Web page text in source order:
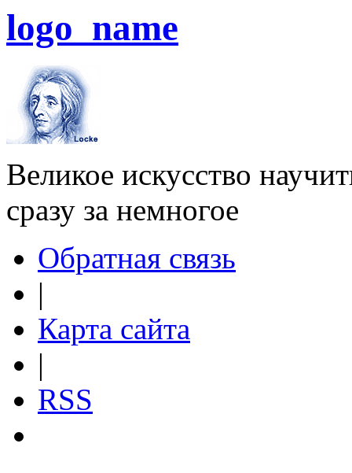
logo_name
Великое искусство
сразу за немногое
Обратная связь
|
Карта сайта
|
RSS